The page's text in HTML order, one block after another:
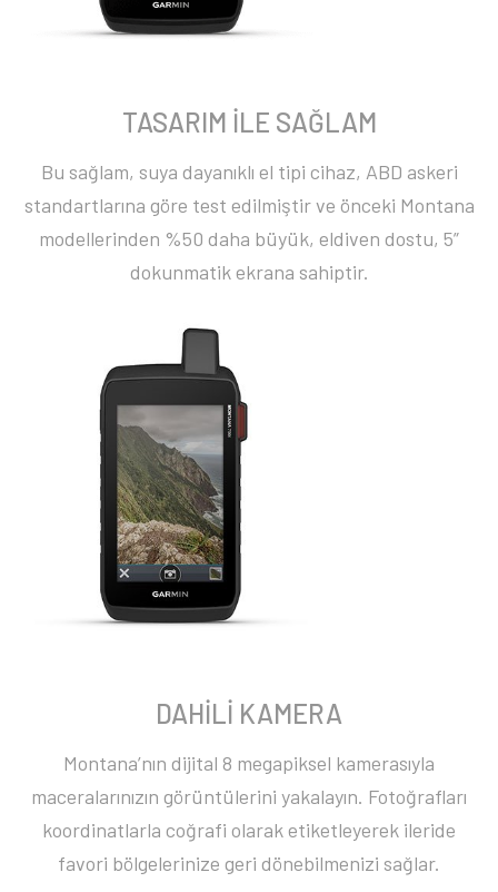
TASARIM İLE SAĞLAM
Bu sağlam, suya dayanıklı el tipi cihaz, ABD askeri
standartlarına göre test edilmiştir ve önceki Montana
modellerinden %50 daha büyük, eldiven dostu, 5”
dokunmatik ekrana sahiptir.
DAHİLİ KAMERA
Montana’nın dijital 8 megapiksel kamerasıyla
maceralarınızın görüntülerini yakalayın. Fotoğrafları
koordinatlarla coğrafi olarak etiketleyerek ileride
favori bölgelerinize geri dönebilmenizi sağlar.